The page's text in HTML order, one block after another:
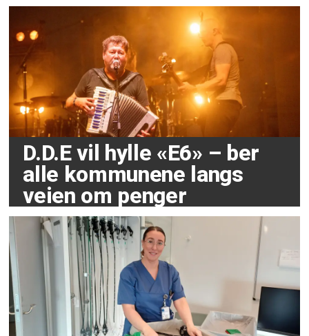
D.D.E vil hylle «E6» – ber
alle kommunene langs
veien om penger